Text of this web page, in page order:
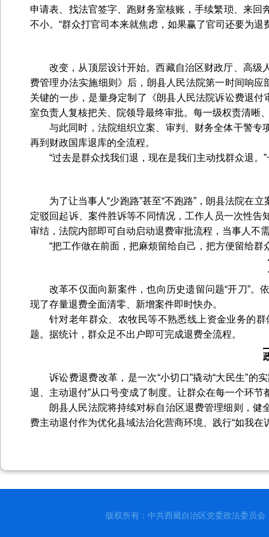
申请表、找法官签字、跑财务室核账，手续繁琐、来
不小。“群众打官司本来就焦虑，如果赢了官司还要为
改变，从顶层设计开始。西藏自治区财政厅、高
费管理办法实施细则》后，朗县人民法院第一时间响
关键的一步，是量身定制了《朗县人民法院诉讼费退
室负责人复核把关、院领导最终审批。每一级权责清晰
与此同时，法院组织立案、审判、财务全体干警
再到财政国库退库的全流程。
“过去是群众找我们退，现在是我们主动找群众退。
为了让当事人“少跑路”甚至“不跑路”，朗县法院在
定驳回起诉、案件胜诉等不同情况，工作人员一次性
审结，法院内部即可自动启动退费审批流程，当事人不
“把工作做在前面，把麻烦留给自己，把方便留给
改革不仅面向新案件，也向历史遗留问题“开刀”
现了存量退费全面清零、新增案件即时快办。
针对老年群众、农牧民等不熟悉线上资金业务的
题。据统计，群众足不出户即可完成退费全流程。
诉讼费退费改革，是一次“小切口”撬动“大民生”的
退、主动退付”从口号变成了制度。让群众在每一个环
朗县人民法院将持续对标自治区退费管理细则，
费主动退付作为优化县域法治化营商环境、践行“如我
版权所有：中共西藏自治区党委政法委员